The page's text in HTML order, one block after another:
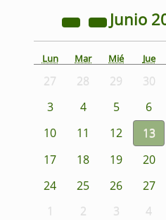
Junio
Lun Mar Mié Jue
27 28 29 30
3
4 5 6
10
11 12 13
17
18 19 20
24
25 26 27
1
2 3 4